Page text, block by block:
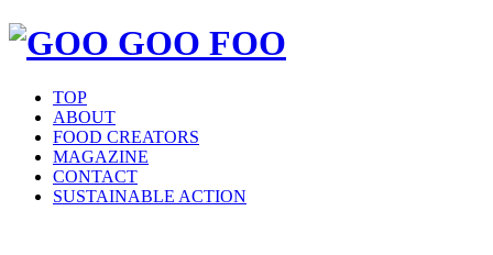
TOP
ABOUT
FOOD CREATORS
MAGAZINE
CONTACT
SUSTAINABLE ACTION